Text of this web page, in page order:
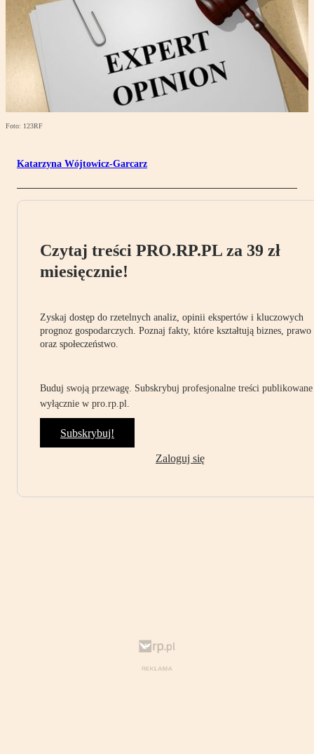
Foto: 123RF
Katarzyna Wójtowicz-Garcarz
Czytaj treści PRO.RP.PL za 39 zł
miesięcznie!
Zyskaj dostęp do rzetelnych analiz, opinii ekspertów i kluczowych
prognoz gospodarczych. Poznaj fakty, które kształtują biznes, prawo
oraz społeczeństwo.
Buduj swoją przewagę. Subskrybuj profesjonalne treści publikowane
wyłącznie w pro.rp.pl.
Subskrybuj!
Zaloguj się